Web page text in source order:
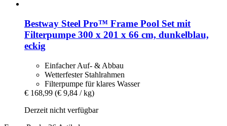
Bestway Steel Pro™ Frame Pool Set mit
Filterpumpe 300 x 201 x 66 cm, dunkelblau,
eckig
Einfacher Auf- & Abbau
Wetterfester Stahlrahmen
Filterpumpe für klares Wasser
€ 168,99 (€ 9,84 / kg)
Derzeit nicht verfügbar